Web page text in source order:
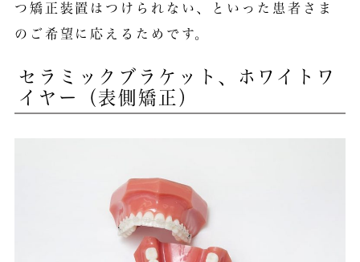
つ矯正装置はつけられない、といった患者さま
のご希望に応えるためです。
セラミックブラケット、ホワイトワ
イヤー（表側矯正）